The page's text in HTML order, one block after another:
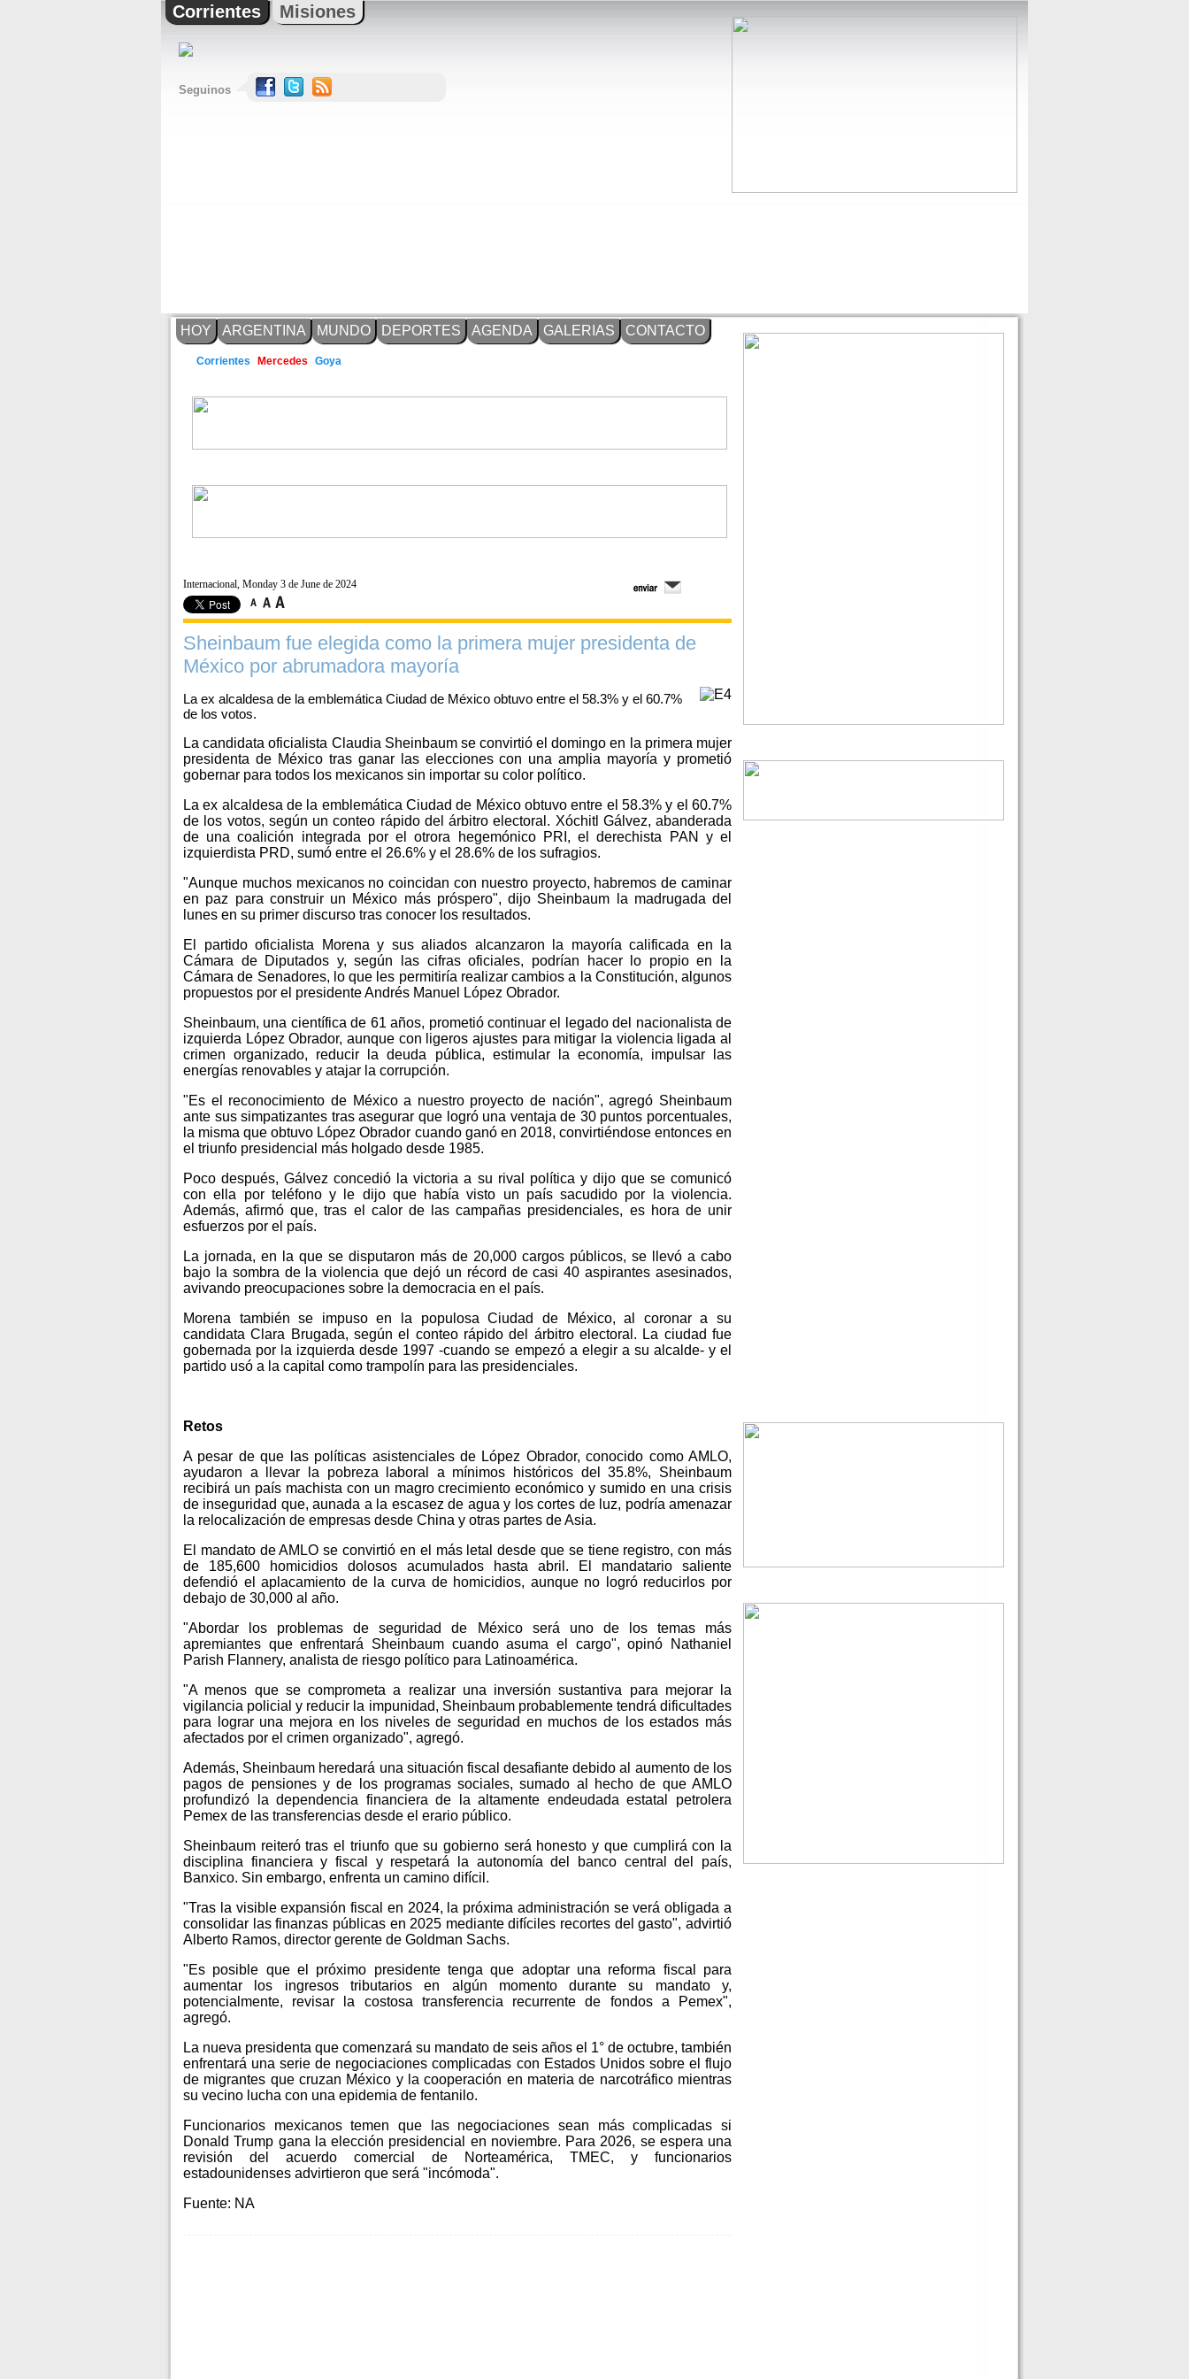
Corrientes Misiones
Seguinos
HOY ARGENTINA MUNDO DEPORTES AGENDA GALERIAS CONTACTO
Corrientes Mercedes Goya
Internacional, Monday 3 de June de 2024
Sheinbaum fue elegida como la primera mujer presidenta de
México por abrumadora mayoría
La ex alcaldesa de la emblemática Ciudad de México obtuvo entre el 58.3% y el 60.7%
de los votos.
La candidata oficialista Claudia Sheinbaum se convirtió el domingo en la primera mujer
presidenta de México tras ganar las elecciones con una amplia mayoría y prometió
gobernar para todos los mexicanos sin importar su color político.
La ex alcaldesa de la emblemática Ciudad de México obtuvo entre el 58.3% y el 60.7%
de los votos, según un conteo rápido del árbitro electoral. Xóchitl Gálvez, abanderada
de una coalición integrada por el otrora hegemónico PRI, el derechista PAN y el
izquierdista PRD, sumó entre el 26.6% y el 28.6% de los sufragios.
"Aunque muchos mexicanos no coincidan con nuestro proyecto, habremos de caminar
en paz para construir un México más próspero", dijo Sheinbaum la madrugada del
lunes en su primer discurso tras conocer los resultados.
El partido oficialista Morena y sus aliados alcanzaron la mayoría calificada en la
Cámara de Diputados y, según las cifras oficiales, podrían hacer lo propio en la
Cámara de Senadores, lo que les permitiría realizar cambios a la Constitución, algunos
propuestos por el presidente Andrés Manuel López Obrador.
Sheinbaum, una científica de 61 años, prometió continuar el legado del nacionalista de
izquierda López Obrador, aunque con ligeros ajustes para mitigar la violencia ligada al
crimen organizado, reducir la deuda pública, estimular la economía, impulsar las
energías renovables y atajar la corrupción.
"Es el reconocimiento de México a nuestro proyecto de nación", agregó Sheinbaum
ante sus simpatizantes tras asegurar que logró una ventaja de 30 puntos porcentuales,
la misma que obtuvo López Obrador cuando ganó en 2018, convirtiéndose entonces en
el triunfo presidencial más holgado desde 1985.
Poco después, Gálvez concedió la victoria a su rival política y dijo que se comunicó
con ella por teléfono y le dijo que había visto un país sacudido por la violencia.
Además, afirmó que, tras el calor de las campañas presidenciales, es hora de unir
esfuerzos por el país.
La jornada, en la que se disputaron más de 20,000 cargos públicos, se llevó a cabo
bajo la sombra de la violencia que dejó un récord de casi 40 aspirantes asesinados,
avivando preocupaciones sobre la democracia en el país.
Morena también se impuso en la populosa Ciudad de México, al coronar a su
candidata Clara Brugada, según el conteo rápido del árbitro electoral. La ciudad fue
gobernada por la izquierda desde 1997 -cuando se empezó a elegir a su alcalde- y el
partido usó a la capital como trampolín para las presidenciales.
Retos
A pesar de que las políticas asistenciales de López Obrador, conocido como AMLO,
ayudaron a llevar la pobreza laboral a mínimos históricos del 35.8%, Sheinbaum
recibirá un país machista con un magro crecimiento económico y sumido en una crisis
de inseguridad que, aunada a la escasez de agua y los cortes de luz, podría amenazar
la relocalización de empresas desde China y otras partes de Asia.
El mandato de AMLO se convirtió en el más letal desde que se tiene registro, con más
de 185,600 homicidios dolosos acumulados hasta abril. El mandatario saliente
defendió el aplacamiento de la curva de homicidios, aunque no logró reducirlos por
debajo de 30,000 al año.
"Abordar los problemas de seguridad de México será uno de los temas más
apremiantes que enfrentará Sheinbaum cuando asuma el cargo", opinó Nathaniel
Parish Flannery, analista de riesgo político para Latinoamérica.
"A menos que se comprometa a realizar una inversión sustantiva para mejorar la
vigilancia policial y reducir la impunidad, Sheinbaum probablemente tendrá dificultades
para lograr una mejora en los niveles de seguridad en muchos de los estados más
afectados por el crimen organizado", agregó.
Además, Sheinbaum heredará una situación fiscal desafiante debido al aumento de los
pagos de pensiones y de los programas sociales, sumado al hecho de que AMLO
profundizó la dependencia financiera de la altamente endeudada estatal petrolera
Pemex de las transferencias desde el erario público.
Sheinbaum reiteró tras el triunfo que su gobierno será honesto y que cumplirá con la
disciplina financiera y fiscal y respetará la autonomía del banco central del país,
Banxico. Sin embargo, enfrenta un camino difícil.
"Tras la visible expansión fiscal en 2024, la próxima administración se verá obligada a
consolidar las finanzas públicas en 2025 mediante difíciles recortes del gasto", advirtió
Alberto Ramos, director gerente de Goldman Sachs.
"Es posible que el próximo presidente tenga que adoptar una reforma fiscal para
aumentar los ingresos tributarios en algún momento durante su mandato y,
potencialmente, revisar la costosa transferencia recurrente de fondos a Pemex",
agregó.
La nueva presidenta que comenzará su mandato de seis años el 1° de octubre, también
enfrentará una serie de negociaciones complicadas con Estados Unidos sobre el flujo
de migrantes que cruzan México y la cooperación en materia de narcotráfico mientras
su vecino lucha con una epidemia de fentanilo.
Funcionarios mexicanos temen que las negociaciones sean más complicadas si
Donald Trump gana la elección presidencial en noviembre. Para 2026, se espera una
revisión del acuerdo comercial de Norteamérica, TMEC, y funcionarios
estadounidenses advirtieron que será "incómoda".
Fuente: NA